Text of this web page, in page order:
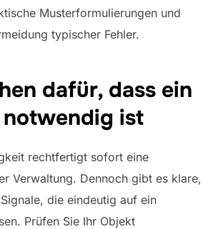
Musterformulierungen und
typischer Fehler.
dafür, dass ein
ist
rechtfertigt sofort eine
Verwaltung. Dennoch gibt es klare,
die eindeutig auf ein
Prüfen Sie Ihr Objekt